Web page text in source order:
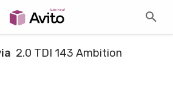
2.0 TDI 143 Ambition